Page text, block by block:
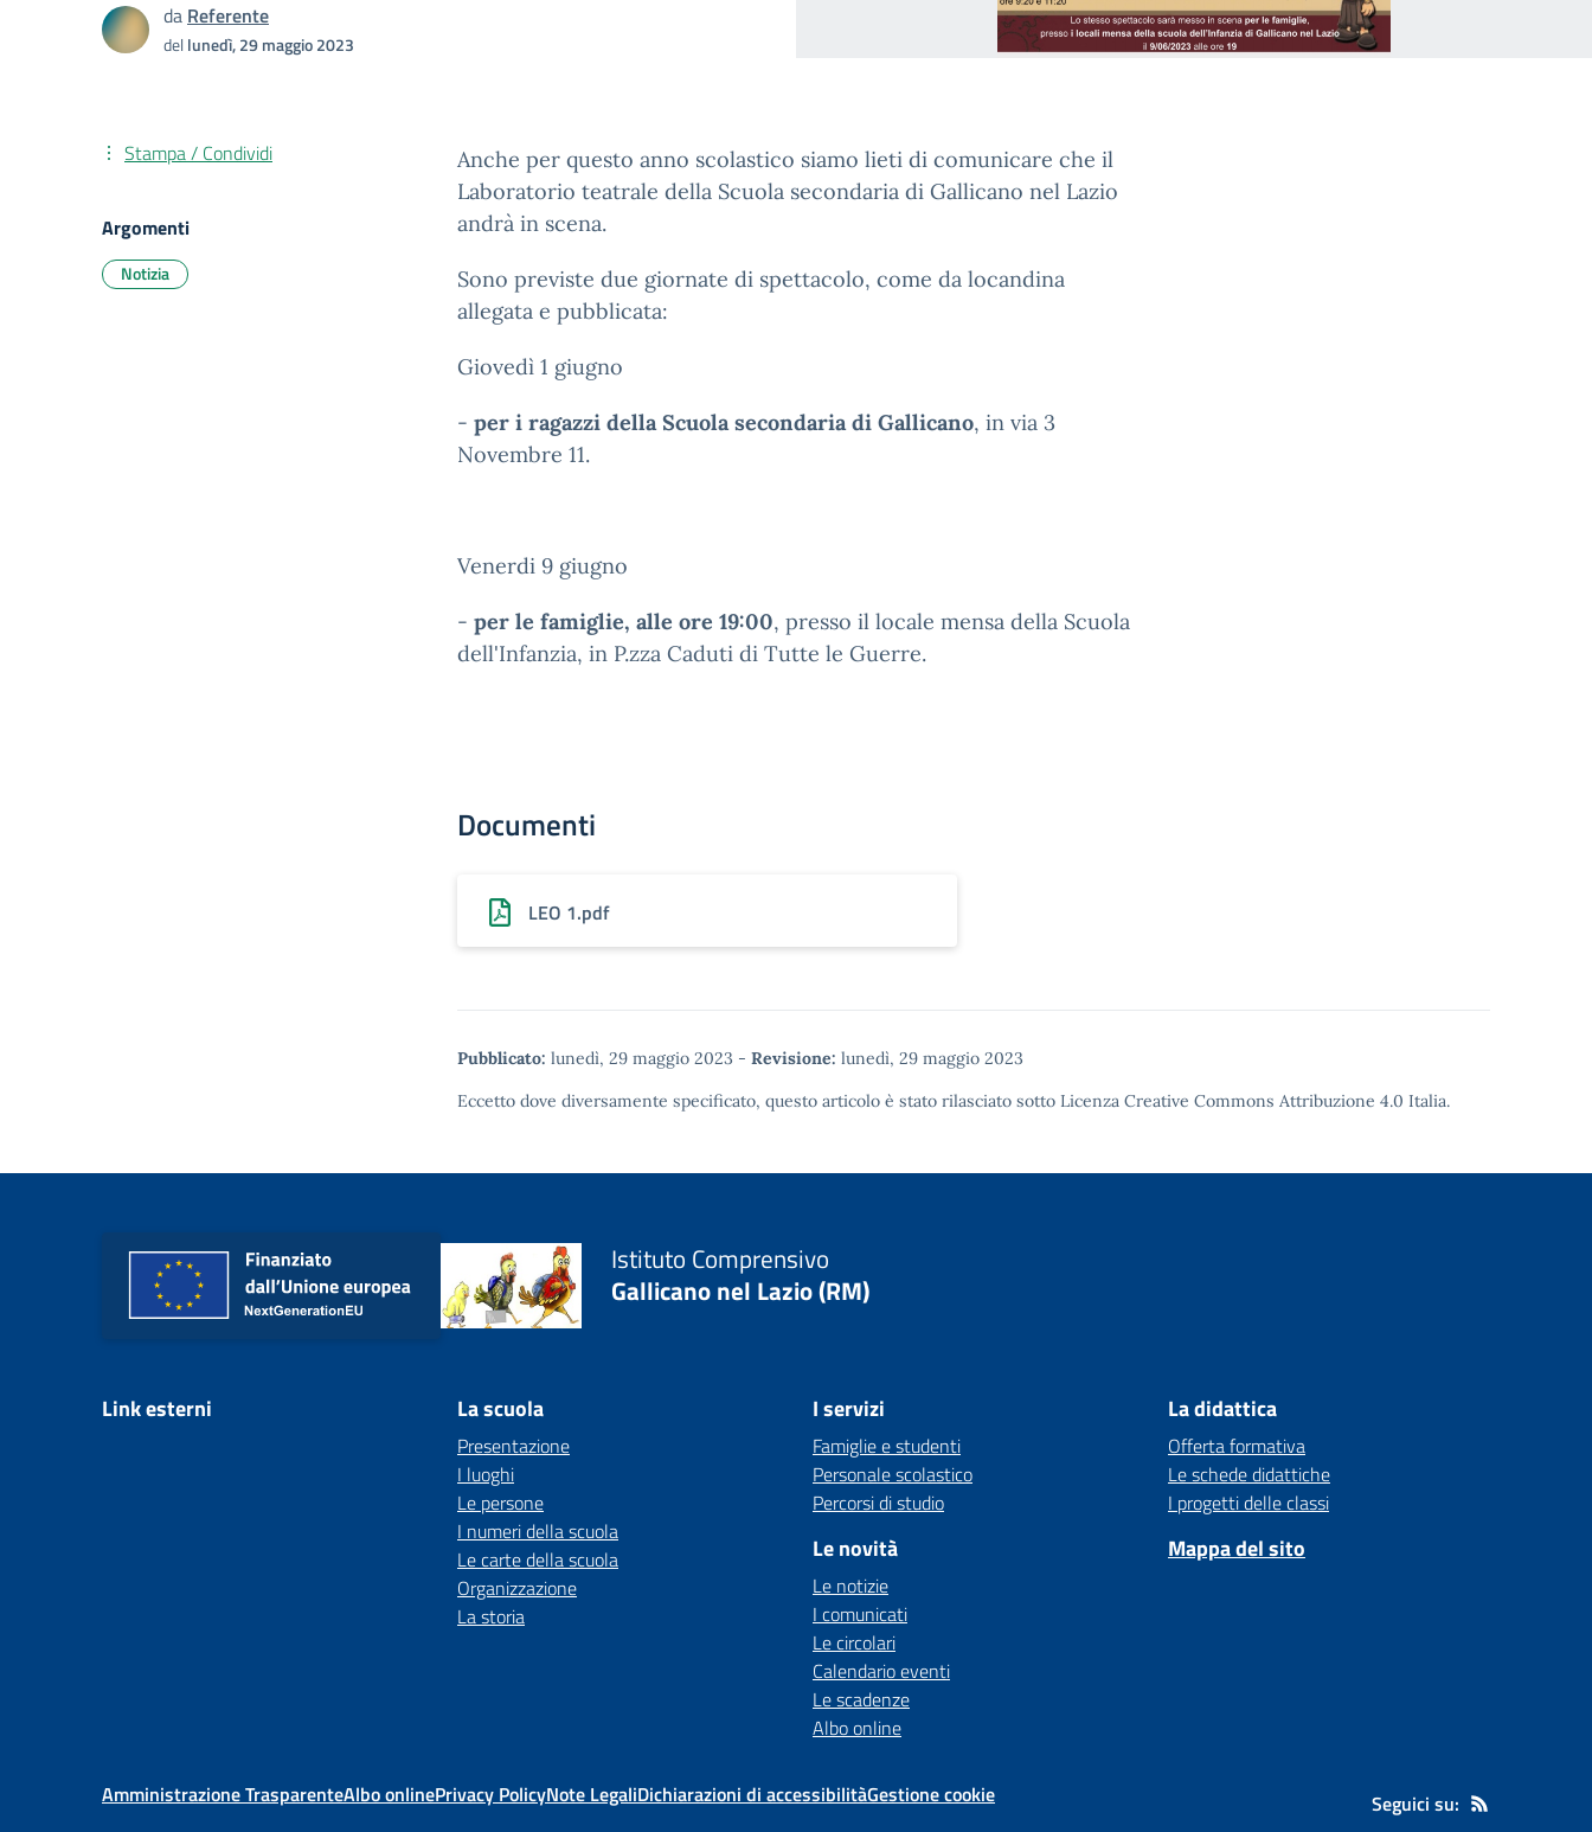
da Referente
dellunedì, 29 maggio 2023
Anche per questo anno scolastico siamo lieti di comunicare che il
Laboratorio teatrale della Scuola secondaria di Gallicano nel Lazio
andrà in scena.
Sono previste due giornate di spettacolo, come da locandina
allegata e pubblicata:
Giovedì 1 giugno
- per i ragazzi della Scuola secondaria di Gallicano, in via 3
Novembre 11.
Venerdi 9 giugno
- per le famiglie, alle ore 19:00, presso il locale mensa della Scuola
dell'Infanzia, in P.zza Caduti di Tutte le Guerre.
Documenti
LEO 1.pdf
Pubblicato: lunedì, 29 maggio 2023 - Revisione: lunedì, 29 maggio 2023
Eccetto dove diversamente specificato, questo articolo è stato rilasciato sotto Licenza Creative Commons Attribuzione 4.0 Italia.
Stampa / Condividi
Argomenti
Notizia
Istituto Comprensivo
Gallicano nel Lazio (RM)
Link esterni La scuola
Presentazione
I luoghi
Le persone
I numeri della scuola
Le carte della scuola
Organizzazione
La storia
I servizi
Famiglie e studenti
Personale scolastico
Percorsi di studio
Le novità
Le notizie
I comunicati
Le circolari
Calendario eventi
Le scadenze
Albo online
La didattica
Offerta formativa
Le schede didattiche
I progetti delle classi
Mappa del sito
Amministrazione TrasparenteAlbo onlinePrivacy PolicyNote LegaliDichiarazioni di accessibilitàGestione cookie Seguici su: